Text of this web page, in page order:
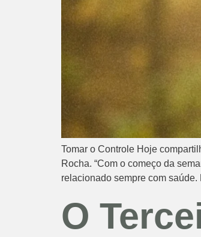
Tomar o Controle Hoje
Rocha. “Com o começo da
relacionado sempre com
O